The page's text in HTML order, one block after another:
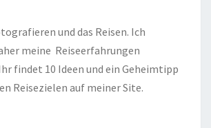
und das Reisen. Ich
meine Reiseerfahrungen
findet 10 Ideen und ein Geheimtipp
Reisezielen auf meiner Site.